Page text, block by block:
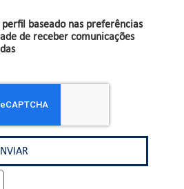
baseado nas preferências
de receber comunicações